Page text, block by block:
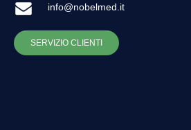
info@nobelmed.it
SERVIZIO CLIENTI